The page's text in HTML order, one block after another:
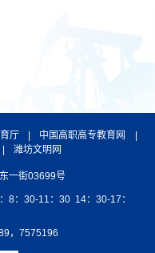
厅 | 中国高职高专教育网
|
| 潍坊文明网
一街03699号
8：30-11：30 14：30-17：
，7575196